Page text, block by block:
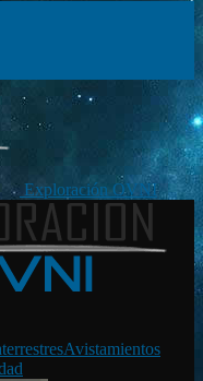
Exploración OVNI
Avistamientos